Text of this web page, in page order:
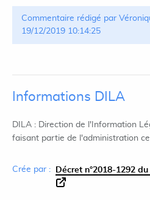
Commentaire rédigé par
19/12/2019 10:14:25
Informations DILA
DILA : Direction de l'Information
faisant partie de l'administration
Crée par : Décret n°2018-1292